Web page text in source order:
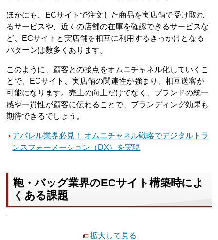
ほかにも、ECサイトで注文した商品を実店舗で受け取れ
るサービスや、近くの店舗の在庫を確認できるサービスな
ど、ECサイトと実店舗を相互に利用するきっかけとなる
パターンは数多くあります。
このように、顧客との接点をオムニチャネル化していくこ
とで、ECサイト、実店舗の関連性が強まり、相互送客が
可能になります。売上の向上だけでなく、ブランドの統一
感や一貫性が顧客に伝わることで、ブランディング効果も
期待できるでしょう。
アパレル業界必見！ オムニチャネル戦略でデジタルトラ
ンスフォーメーション（DX）を実現
鞄・バッグ業界のECサイト構築時によ
くある課題
拡大して見る